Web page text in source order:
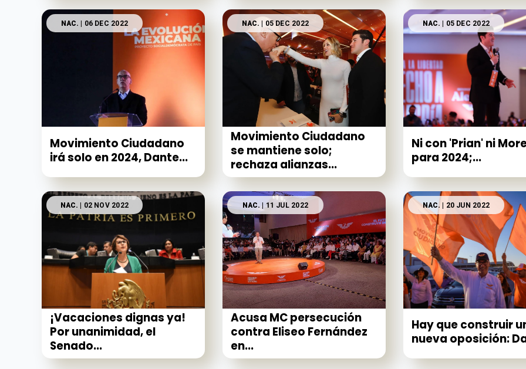
NAC. | 06 DEC 2022
Movimiento Ciudadano
irá solo en 2024, Dante...
NAC. | 05 DEC 2022
Movimiento Ciudadano
se mantiene solo;
rechaza alianzas...
NAC. | 05 DEC 2022
Ni con 'Prian' ni
para 2024;...
NAC. | 02 NOV 2022
¡Vacaciones dignas ya!
Por unanimidad, el
Senado...
NAC. | 11 JUL 2022
Acusa MC persecución
contra Eliseo Fernández
en...
NAC. | 20 JUN 2022
Hay que construir
nueva oposición: